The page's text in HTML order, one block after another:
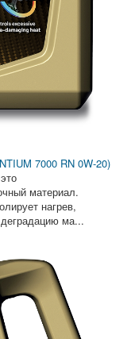
7000 RN 0W-20)
материал.
нагрев,
ма...